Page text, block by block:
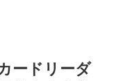
ードリーダ